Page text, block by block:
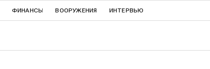
ФИНАНСЫ ВООРУЖЕНИЯ ИНТЕРВЬЮ